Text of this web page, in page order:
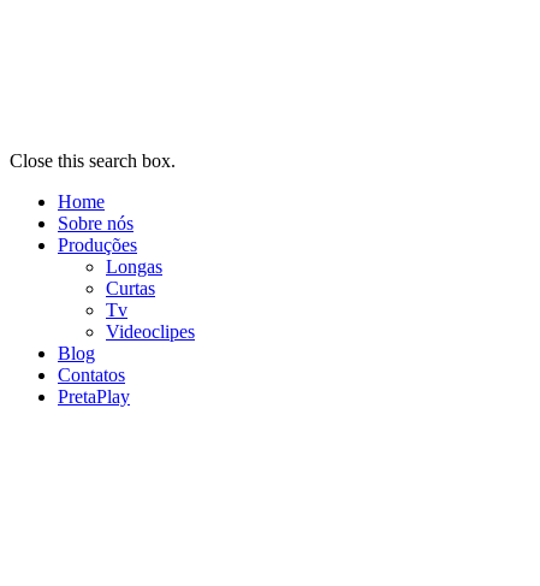
Close this search box.
Home
Sobre nós
Produções
Longas
Curtas
Tv
Videoclipes
Blog
Contatos
PretaPlay